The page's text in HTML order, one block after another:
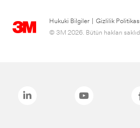
Hukuki Bilgiler Gizlilik Politikası
© 3M 2026. Bütün hakları